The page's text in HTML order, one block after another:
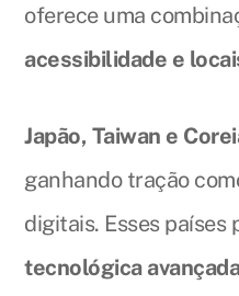
oferece uma
acessibilidade e
Japão, Taiwan e
ganhando tração
digitais. Esses países
tecnológica